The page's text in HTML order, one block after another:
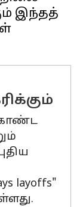
இந்தத்
layoffs"